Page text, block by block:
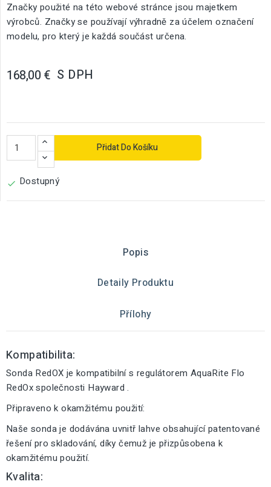
Značky použité na této webové stránce jsou majetkem
výrobců. Značky se používají výhradně za účelem označení
modelu, pro který je každá součást určena.
168,00 € S DPH
Přidat Do Košíku
 Dostupný
Popis
Detaily Produktu
Přílohy
Kompatibilita:
Sonda RedOX je kompatibilní s regulátorem AquaRite Flo
RedOx společnosti Hayward .
Připraveno k okamžitému použití:
Naše sonda je dodávána uvnitř lahve obsahující patentované
řešení pro skladování, díky čemuž je přizpůsobena k
okamžitému použití.
Kvalita: